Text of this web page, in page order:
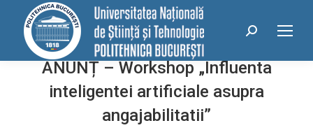
conținut
Search:
ANUNȚ – Workshop „Influenta
inteligentei artificiale asupra
angajabilitatii”